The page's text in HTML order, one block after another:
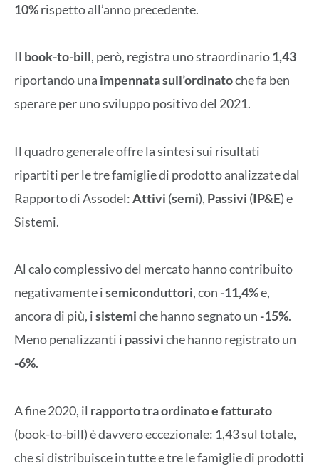
10%rispetto all’anno precedente.
Il book-to-bill, però, registra uno straordinario1,43
riportando una impennata sull’ordinatoche fa ben
sperare per uno sviluppo positivo del 2021.
Il quadro generale offre la sintesi sui risultati
ripartiti per le tre famiglie di prodotto analizzate dal
Rapporto di Assodel:Attivi (semi), Passivi (IP&E) e
Sistemi.
Al calo complessivo del mercato hanno contribuito
negativamente isemiconduttori, con -11,4%e,
ancora di più, isistemiche hanno segnato un -15%.
Meno penalizzanti i passiviche hanno registrato un
-6%.
A fine 2020, il rapporto tra ordinato e fatturato
(book-to-bill) è davvero eccezionale: 1,43 sul totale,
che si distribuisce in tutte e tre le famiglie di prodotti